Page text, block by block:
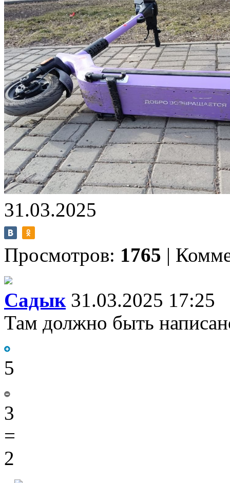
31.03.2025
Просмотров: 1765 |
Садык31.03.2025 17:25
Там должно быть
5
3
=
2